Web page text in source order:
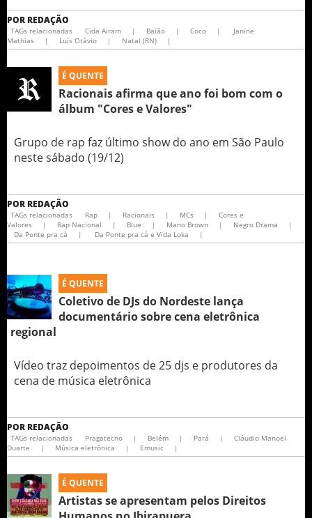
POR REDAÇÃO
TAGs relacionadas Cida Airam | Baião | Coco |
Janine
Mathias
| Luís Otávio | Natal (RN) |
É QUENTE
Racionais afirma que ano foi bom com o
álbum "Cores e Valores"
Grupo de rap faz último show do ano em São Paulo
neste sábado (19/12)
POR REDAÇÃO
TAGs relacionadas Rap | Racionais | MCs |
Cores e
Valores
| Rap Nacional | Blue | Mano Brown | Negro Drama
|
Da Ponte pra cá
| Da Ponte pra cá e Vida Loka |
É QUENTE
Coletivo de DJs do Nordeste lança
documentário sobre cena eletrônica
regional
Vídeo traz depoimentos de 25 djs e produtores da
cena de música eletrônica
POR REDAÇÃO
TAGs relacionadas Pragatecno | Belém | Pará |
Cláudio Manoel
Duarte
| Música eletrônica | Emusic |
É QUENTE
Artistas se apresentam pelos Direitos